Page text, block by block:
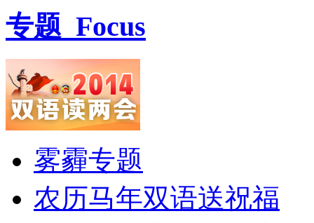
专题 Focus
雾霾专题
农历马年双语送祝福